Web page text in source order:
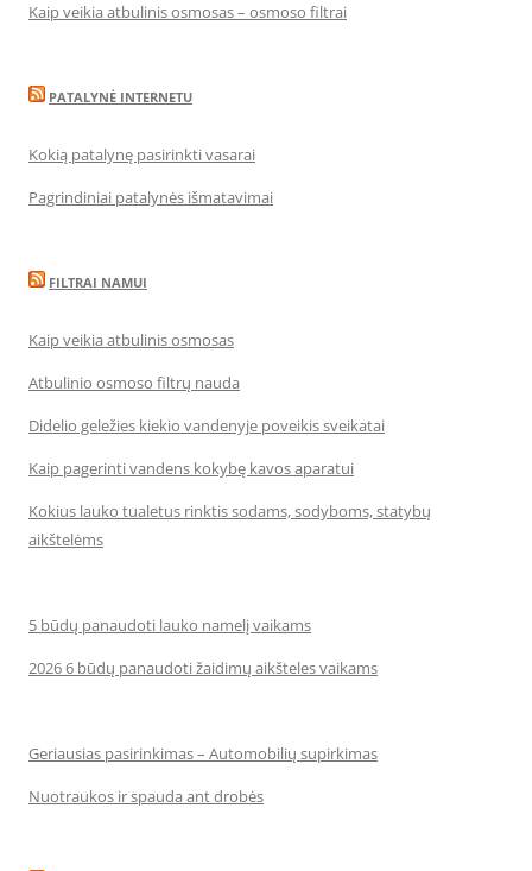
Kaip veikia atbulinis osmosas – osmoso filtrai
PATALYNĖ INTERNETU
Kokią patalynę pasirinkti vasarai
Pagrindiniai patalynės išmatavimai
FILTRAI NAMUI
Kaip veikia atbulinis osmosas
Atbulinio osmoso filtrų nauda
Didelio geležies kiekio vandenyje poveikis sveikatai
Kaip pagerinti vandens kokybę kavos aparatui
Kokius lauko tualetus rinktis sodams, sodyboms, statybų
aikštelėms
5 būdų panaudoti lauko namelį vaikams
2026 6 būdų panaudoti žaidimų aikšteles vaikams
Geriausias pasirinkimas – Automobilių supirkimas
Nuotraukos ir spauda ant drobės